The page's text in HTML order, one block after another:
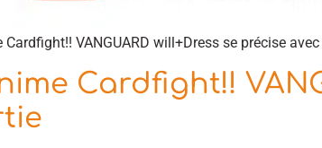
Cardfight!! VANGUARD will+Dress se précise
Cardfight!!